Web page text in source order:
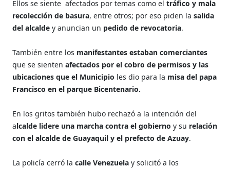
Ellos se siente afectados por temas como el tráfico y mala
recolección de basura, entre otros; por eso piden lasalida
del alcalde y anuncian un pedido de revocatoria.
También entre los manifestantes estaban comerciantes
que se sientenafectados por el cobro de permisos y las
ubicaciones que el Municipio les dio para la misa del papa
Francisco en el parque Bicentenario.
En los gritos también hubo rechazó a la intención del
alcalde lidere una marcha contra el gobierno y su relación
con el alcalde de Guayaquil y el prefecto de Azuay.
La policía cerró la calle Venezuela y solicitó a los